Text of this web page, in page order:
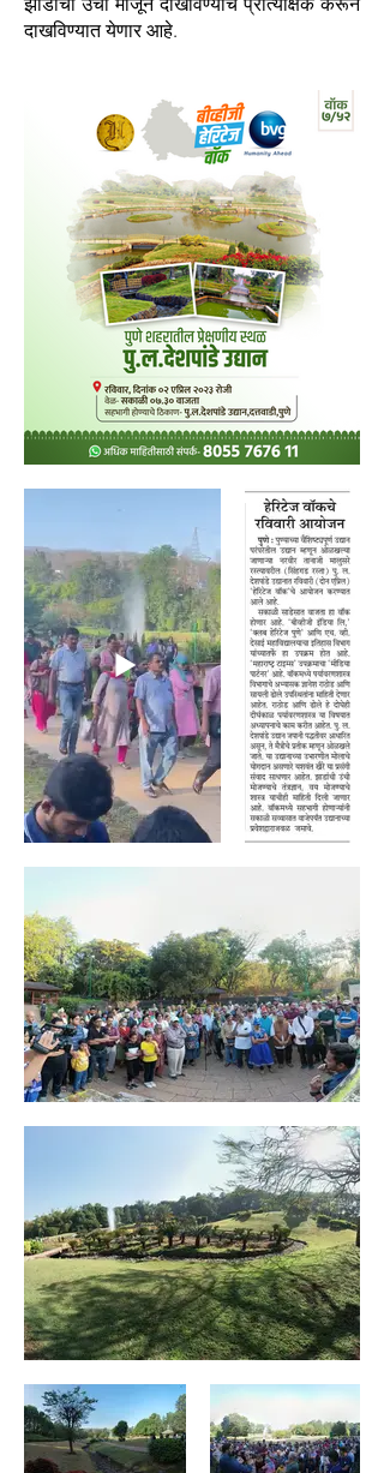
दाखविण्यात येणार आहे.